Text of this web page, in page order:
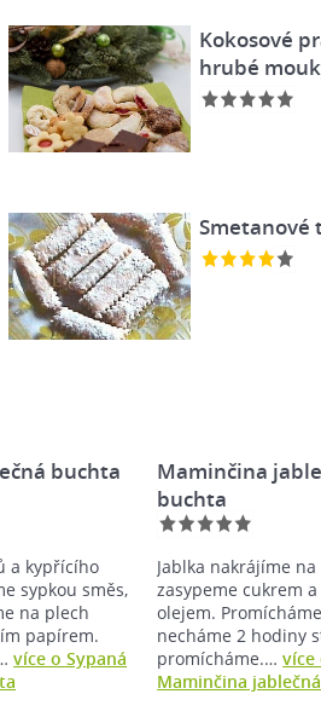
Kokosové
hrubé
Smetanové
buchta
a kypřícího
sypkou směs,
na plech
papírem.
více o Sypaná
Maminčina
buchta
Jablka nakrájíme na
zasypeme cukrem
olejem.
necháme 2 hodiny
promícháme.…více
Maminčina